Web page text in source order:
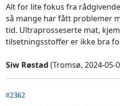
Alt for lite fokus fra
så mange har fått problemer
tid. Ultraprosseserte mat,
tilsetningsstoffer er ikke bra
Siw Røstad (Tromsø, 2024-05-
#2362